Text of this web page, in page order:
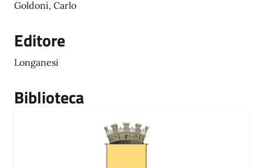
Goldoni, Carlo
Editore
Longanesi
Biblioteca